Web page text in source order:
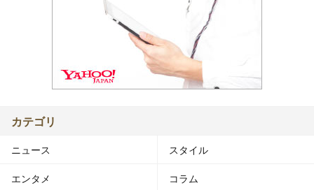
カテゴリ
ニュース スタイル
エンタメ コラム